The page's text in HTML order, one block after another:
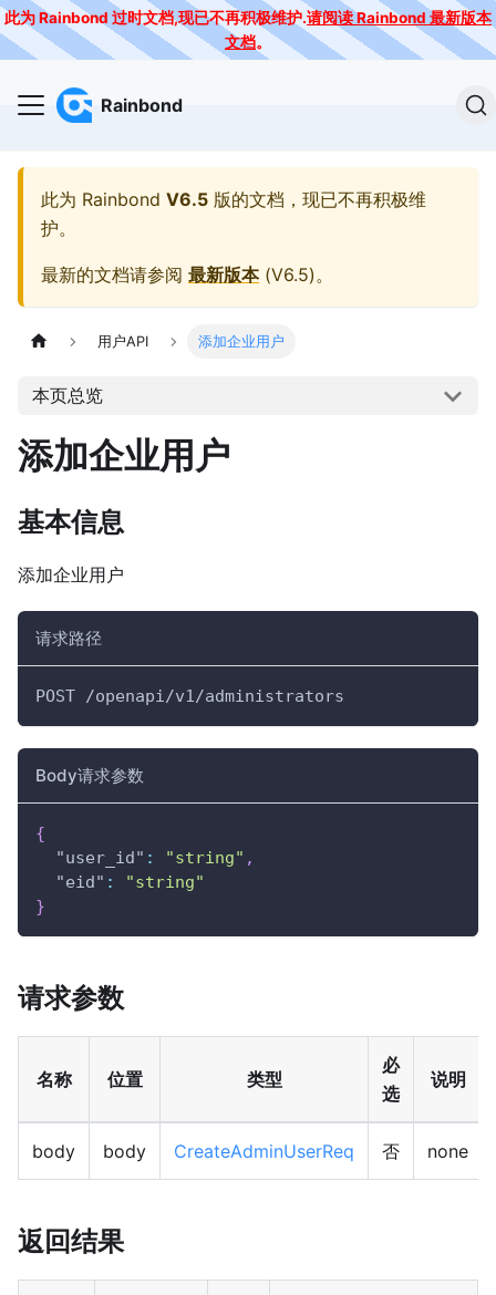
此为 Rainbond 过时文档,现已不再积极维护.请阅读 Rainbond 最新版本
文档。
Rainbond
此为 Rainbond V6.5 版的文档，现已不再积极维
护。
最新的文档请参阅 最新版本(V6.5)。
用户API 添加企业用户
本页总览
添加企业用户
基本信息
添加企业用户
请求路径
POST /openapi/v1/administrators
Body请求参数
{
"user_id" : "string" ,
"eid" :
"string"
}
请求参数
名称 位置 类型
必
选
说明
body body CreateAdminUserReq 否 none
返回结果